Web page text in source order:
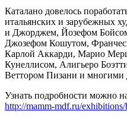
Каталано довелось
итальянских и зарубежных
и Джорджем, Йозефом
Джозефом Кошутом,
Карлой Аккарди, Марио
Кунеллисом, Алигьеро
Веттором Пизани и многими
Узнать подробности можно
http://mamm-mdf.ru/exhibitions/